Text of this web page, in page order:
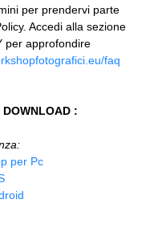
per prendervi parte
Accedi alla sezione
per approfondire
faq
DOWNLOAD :
per Pc